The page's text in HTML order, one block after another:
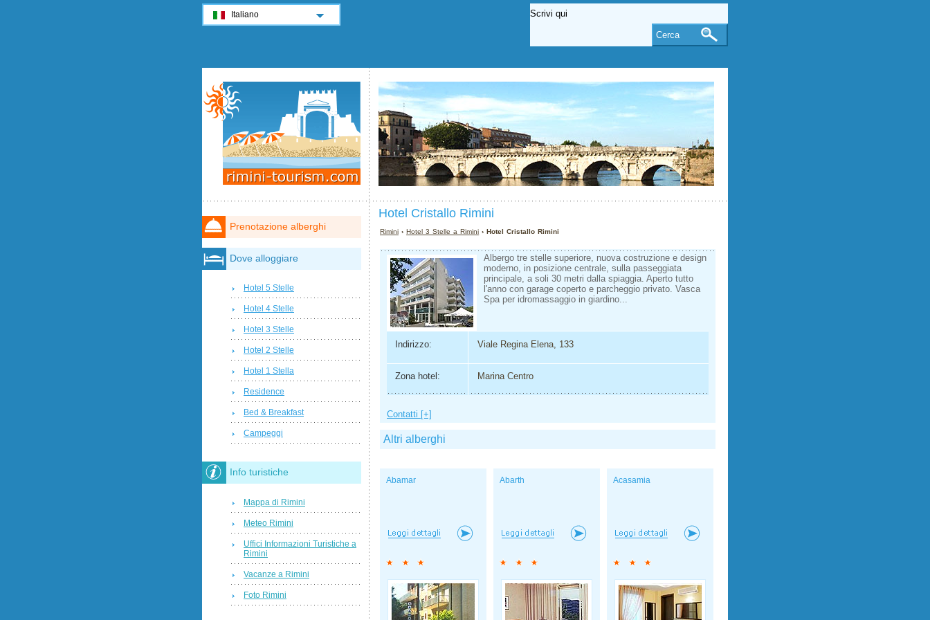
Hotel Cristallo Rimini
Rimini ›Hotel 3 Stelle a Rimini › Hotel Cristallo Rimini
Albergo tre stelle superiore, nuova costruzione e design
moderno, in posizione centrale, sulla passeggiata
principale, a soli 30 metri dalla spiaggia. Aperto tutto
l'anno con garage coperto e parcheggio privato. Vasca
Spa per idromassaggio in giardino...
Indirizzo: Viale Regina Elena, 133
Zona hotel: Marina Centro
Contatti [+]
Altri alberghi
Abamar Abarth Acasamia
Prenotazione alberghi
Dove alloggiare
Hotel 5 Stelle
Hotel 4 Stelle
Hotel 3 Stelle
Hotel 2 Stelle
Hotel 1 Stella
Residence
Bed & Breakfast
Campeggi
Info turistiche
Mappa di Rimini
Meteo Rimini
Uffici Informazioni Turistiche a
Rimini
Vacanze a Rimini
Foto Rimini
Italiano
Cerca